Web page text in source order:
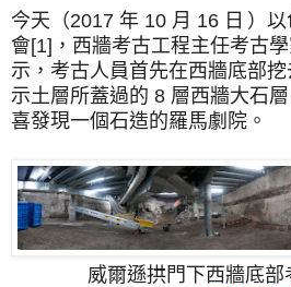
今天（2017 年 10 月 16 日 ）
會[1] ，西牆考古工程主任考古
示，考古人員首先在西牆底部
示土層所蓋過的 8 層西牆大石
喜發現一個石造的羅馬劇院。
威爾遜拱門下西牆底部